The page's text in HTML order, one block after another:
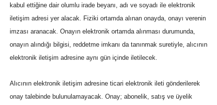
kabul ettiğine dair olumlu irade beyanı, adı ve soyadı ile elektronik
iletişim adresi yer alacak. Fiziki ortamda alınan onayda, onayı verenin
imzası aranacak. Onayın elektronik ortamda alınması durumunda,
onayın alındığı bilgisi, reddetme imkanı da tanınmak suretiyle, alıcının
elektronik iletişim adresine aynı gün içinde iletilecek.
Alıcının elektronik iletişim adresine ticari elektronik ileti gönderilerek
onay talebinde bulunulamayacak. Onay; abonelik, satış ve üyelik